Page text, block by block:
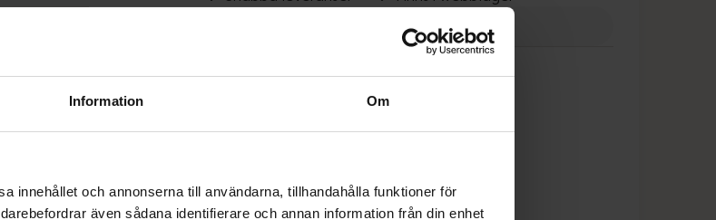
Information Om
innehållet och annonserna till användarna, tillhandahålla funktioner för
även sådana identifierare och annan information från din enhet
Aktuella erbjudanden
i 2-